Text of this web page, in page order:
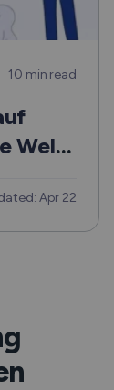
10 min read
Welt
Apr 22